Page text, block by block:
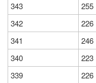
343
255
342
226
341
246
340
223
339
226